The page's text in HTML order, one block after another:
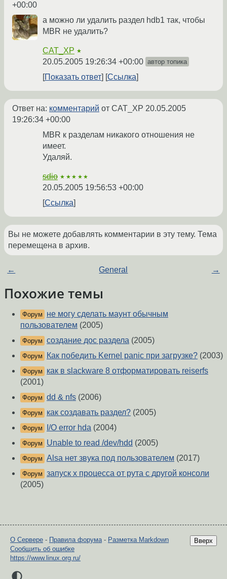
+00:00
а можно ли удалить раздел hdb1 так, чтобы
MBR не удалить?
CAT_XP ★
20.05.2005 19:26:34 +00:00 автор топика
Показать ответ Ссылка
Ответ на: комментарий от CAT_XP 20.05.2005
19:26:34 +00:00
MBR к разделам никакого отношения не
имеет.
Удаляй.
sdio ★★★★★
20.05.2005 19:56:53 +00:00
Ссылка
Вы не можете добавлять комментарии в эту тему. Тема
перемещена в архив.
← General →
Похожие темы
Форум
не могу сделать маунт обычным
пользователем (2005)
Форум создание дос раздела (2005)
Форум Как победить Kernel panic при загрузке? (2003)
Форум
как в slackware 8 отформатировать reiserfs
(2001)
Форум dd & nfs (2006)
Форум как создавать раздел? (2005)
Форум I/O error hda (2004)
Форум Unable to read /dev/hdd (2005)
Форум Alsa нет звука под пользователем (2017)
Форум запуск x процесса от рута с другой консоли
(2005)
Вверх
О Сервере - Правила форума- Разметка Markdown
Сообщить об ошибке
https://www.linux.org.ru/